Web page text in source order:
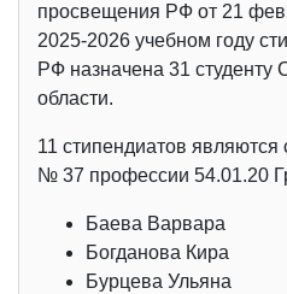
просвещения РФ от 21
2025-2026 учебном году
РФ назначена 31 студенту
области.
11 стипендиатов
№ 37 профессии 54.01.20
Баева Варвара
Богданова Кира
Бурцева Ульяна